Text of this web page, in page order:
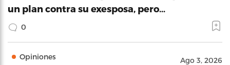
un plan contra su exesposa, pero…
0
Opiniones Ago 3, 2026